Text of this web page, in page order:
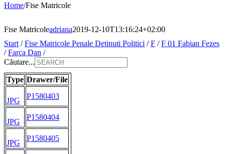
Home/Fise Matricole
Fise Matricoleadriana2019-12-10T13:16:24+02:00
Start /Fise Matricole Penale Detinuti Politici /F /F 01 Fabian Fezes
/Farca Dan /
Căutare...
Type Drawer/File
JPG
P1580403
JPG
P1580404
JPG
P1580405